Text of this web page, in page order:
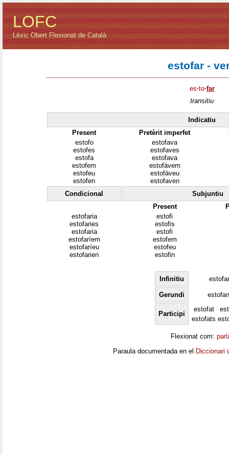
LOFC
Lèxic Obert Flexionat de Català
estofar -
es·to·far
transitiu
Indicatiu
Present
Pretèrit imperfet
estofo
estofes
estofa
estofem
estofeu
estofen
estofava
estofaves
estofava
estofàvem
estofàveu
estofaven
Condicional
Subjuntiu
Present
estofaria
estofaries
estofaria
estofaríem
estofaríeu
estofarien
estofi
estofis
estofi
estofem
estofeu
estofin
Infinitiu estofar
Gerundi
Participi
estofat
estofats
Flexionat com:
Paraula documentada en el Diccionari